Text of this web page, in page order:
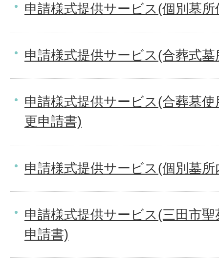
申請様式提供サービス(個別墓
申請様式提供サービス(合葬式
申請様式提供サービス(合葬墓
更申請書)
申請様式提供サービス(個別墓
申請様式提供サービス(三田市
申請書)